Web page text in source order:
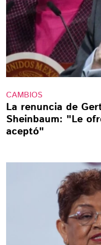
CAMBIOS
La renuncia de
Sheinbaum: "Le
aceptó"